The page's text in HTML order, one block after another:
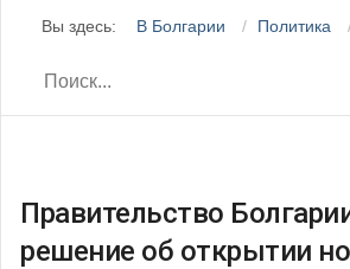
Вы здесь: В Болгарии Политика
Правительство
решение об открытии